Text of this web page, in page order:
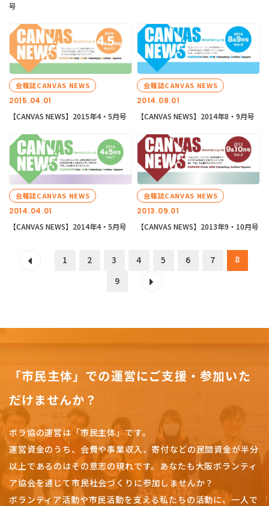
号
2015.04.01
会報誌CANVAS NEWS
【CANVAS NEWS】2015年4・5月号
2014.08.01
会報誌CANVAS NEWS
【CANVAS NEWS】2014年8・9月号
2014.04.01
会報誌CANVAS NEWS
【CANVAS NEWS】2014年4・5月号
2013.09.01
会報誌CANVAS NEWS
【CANVAS NEWS】2013年9・10月号
1 2 3 4 5 6 7
8
9
「市民主体」での運営にご支援・参加いた
だけませんか？
ボラ協の運営は「市民主体」です。
運営資金のうち、会費や事業収入、寄付などの民間資金が半分
以上であるのはその意志の現れです。 あなたも大阪ボランティ
ア協会を通じて市民社会づくりに参加しませんか？
ボランティア活動や市民活動を支える私たちの活動に、一人で